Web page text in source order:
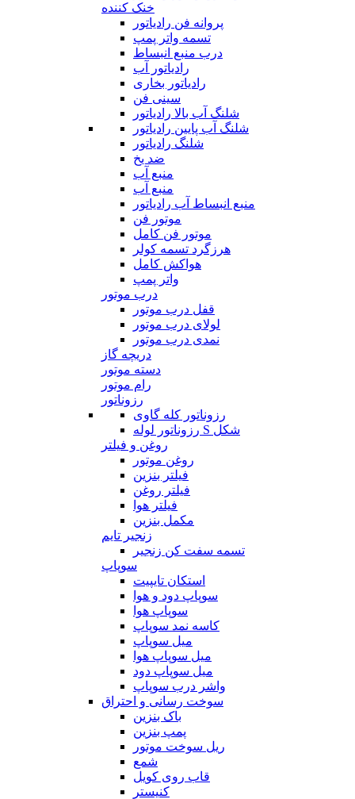
خنک کننده
پروانه فن رادیاتور
تسمه واتر پمپ
درب منبع انبساط
رادیاتور آب
رادیاتور بخاری
سینی فن
شلنگ آب بالا رادیاتور
شلنگ آب پایین رادیاتور
شلنگ رادیاتور
ضد یخ
منبع آب
منبع آب
منبع انبساط آب رادیاتور
موتور فن
موتور فن کامل
هرزگرد تسمه کولر
هواکش کامل
واتر پمپ
درب موتور
قفل درب موتور
لولای درب موتور
نمدی درب موتور
دریچه گاز
دسته موتور
رام موتور
رزوناتور
رزوناتور کله گاوی
رزوناتور لوله S شکل
روغن و فیلتر
روغن موتور
فیلتر بنزین
فیلتر روغن
فیلتر هوا
مکمل بنزین
زنجیر تایم
تسمه سفت کن زنجیر
سوپاپ
استکان تایپیت
سوپاپ دود و هوا
سوپاپ هوا
کاسه نمد سوپاپ
میل سوپاپ
میل سوپاپ هوا
میل سوپاپ دود
واشر درب سوپاپ
سوخت رسانی و احتراق
باک بنزین
پمپ بنزین
ریل سوخت موتور
شمع
قاب روی کویل
کنیستر